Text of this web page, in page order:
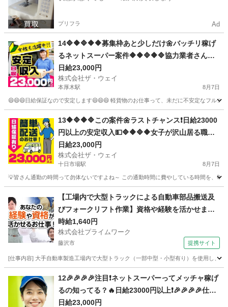
プリフラ Ad
14🔷🔶🔷🔶🔶募集枠あと少しだけ🌼バッチリ稼げ
るネットスーパー案件🔶🔶🔷🔶🔷協力業者さんも
募集していま～す🔥
日給23,000円
株式会社ザ・ウェイ
本厚木駅 8月7日
😄😄😄日給保証なので安定します😄😄😄 軽貨物のお仕事って、未だに不安定なフル
本厚木駅 配送 ネットスーパー
13🔶🔷🔶🔷この案件🌼ラストチャンス❗️日給23000
円以上の安定収入💵🔷🔶🔷🔶女子が沢山居る職場
～🎵お気軽に御応募ください😄
日給23,000円
株式会社ザ・ウェイ
十日市場駅 8月7日
💡皆さん通勤の時間って勿体ないですよね～ この通勤時間に費やしている時間を、
十日市場駅 配送 ネットスーパー
【工場内で大型トラックによる自動車部品搬送及
びフォークリフト作業】資格や経験を活かせま
す！
時給1,640円
株式会社プライムワーク
藤沢市 提携サイト
[仕事内容] 大手自動車製造工場内で大型トラック（一部中型・小型有り）を使用
ドライバー
12🎉🎉🎉🎉注目❗️ネットスーパーってメッチャ稼げ
るの知ってる？🔥日給23000円以上❗️🎉🎉🎉🎉仕事
は楽チンで女子いっぱい✨安定収入😄完全週休2日
日給23,000円